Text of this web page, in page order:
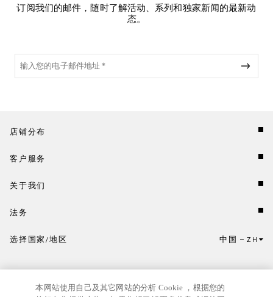
订阅我们的邮件，随时了解活动、系列和独家新闻的最新动
态。
店铺分布
客户服务
关于我们
法务
点击此处选择国家/地区和语言。
选择国家/地区 中国 ZH
本网站使用自己及其它网站的分析 Cookie ，根据您的